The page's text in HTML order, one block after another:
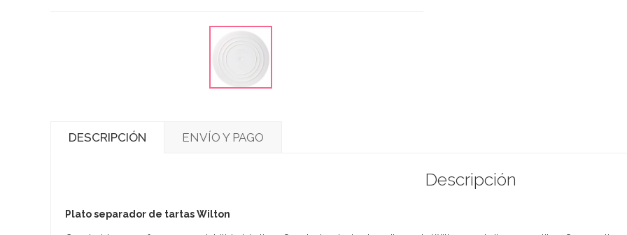
DESCRIPCIÓN ENVÍO Y PAGO
Descripción
Plato separador de tartas Wilton